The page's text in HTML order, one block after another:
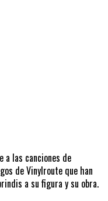
a las canciones de
de Vinylroute que han
a su figura y su obra.